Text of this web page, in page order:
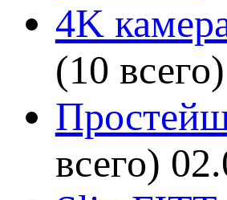
4K
(10 всего)
всего)